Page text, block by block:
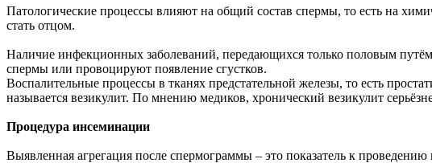
Патологические процессы влияют на общий состав спермы, то есть на
стать отцом.
Наличие инфекционных заболеваний, передающихся только половым
спермы или провоцируют появление сгустков.
Воспалительные процессы в тканях предстательной железы, то есть
называется везикулит. По мнению медиков, хронический везикулит
Процедура инсеминации
Выявленная агрегация после спермограммы – это показатель к